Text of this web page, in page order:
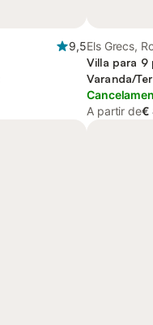
9,5Els Grecs,
Villa para 9
Varanda/
A partir de€